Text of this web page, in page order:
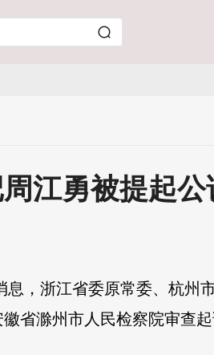
江勇被提起公
，浙江省委原常委、杭州
省滁州市人民检察院审查